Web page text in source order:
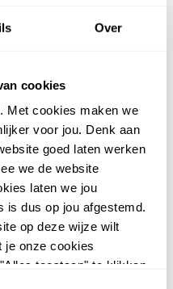
Over
cookies
Met cookies maken we
voor jou. Denk aan
goed laten werken
we de website
laten we jou
is dus op jou afgestemd.
op deze wijze wilt
je onze cookies
toestaan" te klikken.